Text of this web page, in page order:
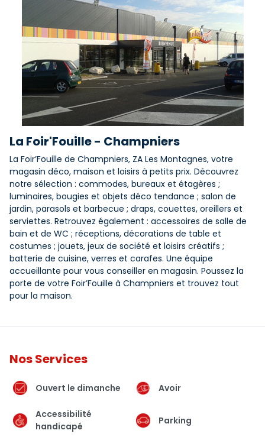
La Foir'Fouille - Champniers
La Foir’Fouille de Champniers, ZA Les Montagnes, votre
magasin déco, maison et loisirs à petits prix. Découvrez
notre sélection : commodes, bureaux et étagères ;
luminaires, bougies et objets déco tendance ; salon de
jardin, parasols et barbecue ; draps, couettes, oreillers et
serviettes. Retrouvez également : accessoires de salle de
bain et de WC ; réceptions, décorations de table et
costumes ; jouets, jeux de société et loisirs créatifs ;
batterie de cuisine, verres et carafes. Une équipe
accueillante pour vous conseiller en magasin. Poussez la
porte de votre Foir’Fouille à Champniers et trouvez tout
pour la maison.
Nos Services
Ouvert le dimanche Avoir
Accessibilité
handicapé
Parking